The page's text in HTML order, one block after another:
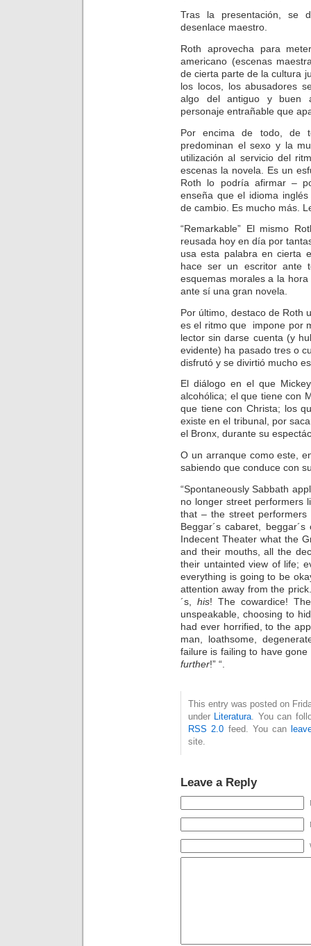
Tras la presentación, se
desenlace maestro.
Roth aprovecha para
americano (escenas
de cierta parte de la cultura
los locos, los abusadores
algo del antiguo y buen
personaje entrañable que
Por encima de todo, de
predominan el sexo y la
utilización al servicio del
escenas la novela. Es un
Roth lo podría afirmar –
enseña que el idioma
de cambio. Es mucho más.
“Remarkable” El mismo
reusada hoy en día por
usa esta palabra en cierta
hace ser un escritor ante
esquemas morales a la
ante sí una gran novela.
Por último, destaco de Roth
es el ritmo que impone por
lector sin darse cuenta (y
evidente) ha pasado tres o
disfrutó y se divirtió mucho
El diálogo en el que
alcohólica; el que tiene con
que tiene con Christa; los
existe en el tribunal, por
el Bronx, durante su
O un arranque como este,
sabiendo que conduce con
“Spontaneously Sabbath
no longer street performers
that – the street performers
Beggar´s cabaret,
Indecent Theater what the
and their mouths, all the
their untainted view of life;
everything is going to be
attention away from the
´s,his! The cowardice!
unspeakable, choosing to
had ever horrified, to the
man, loathsome,
failure is failing to have
further!” “.
This entry was posted on
under Literatura . You can
RSS 2.0 feed. You can
site.
Leave a Reply